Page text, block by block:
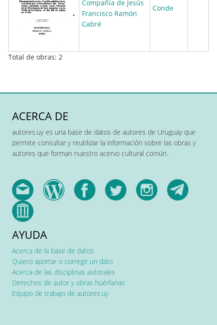
Compañía de Jesús
Francisco Ramón
Cabré
Conde
Total de obras: 2
ACERCA DE
autores.uy es una base de datos de autores de Uruguay que
permite consultar y reutilizar la información sobre las obras y
autores que forman nuestro acervo cultural común.
AYUDA
Acerca de la base de datos
Quiero aportar o corregir un dato
Acerca de las disciplinas autorales
Derechos de autor y obras huérfanas
Equipo de trabajo de autores.uy